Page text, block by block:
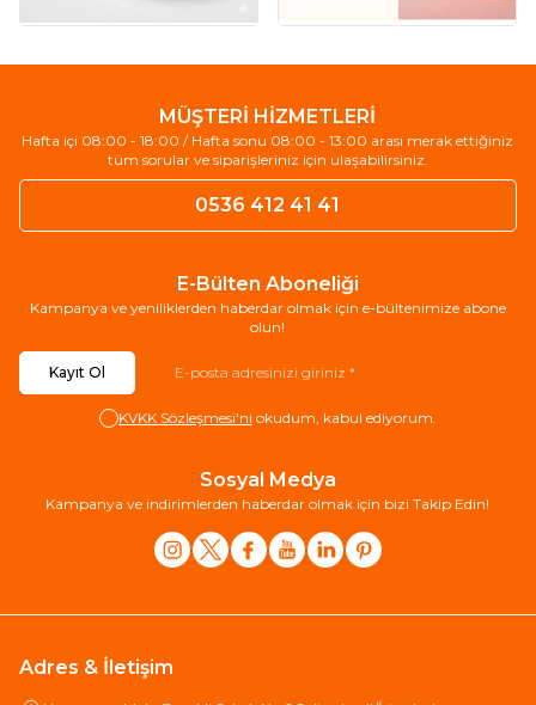
MÜŞTERİ HİZMETLERİ
Hafta içi 08:00 - 18:00 / Hafta sonu 08:00 - 13:00 arası merak ettiğiniz
tüm sorular ve siparişleriniz için ulaşabilirsiniz.
0536 412 41 41
E-Bülten Aboneliği
Kampanya ve yeniliklerden haberdar olmak için e-bültenimize abone
olun!
Kayıt Ol
KVKK Sözleşmesi'ni okudum, kabul ediyorum.
Sosyal Medya
Kampanya ve indirimlerden haberdar olmak için bizi Takip Edin!
Adres & İletişim